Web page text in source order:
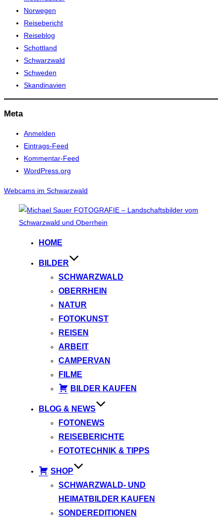
Norwegen
Reisebericht
Reiseblog
Schottland
Schwarzwald
Schweden
Skandinavien
Meta
Anmelden
Eintrags-Feed
Kommentar-Feed
WordPress.org
Webcams im Schwarzwald
Inhalt
HOME
BILDER
SCHWARZWALD
OBERRHEIN
NATUR
FOTOKUNST
REISEN
ARBEIT
CAMPERVAN
FILME
BILDER KAUFEN
BLOG & NEWS
FOTONEWS
REISEBERICHTE
FOTOTECHNIK & TIPPS
SHOP
SCHWARZWALD- UND
HEIMATBILDER KAUFEN
SONDEREDITIONEN